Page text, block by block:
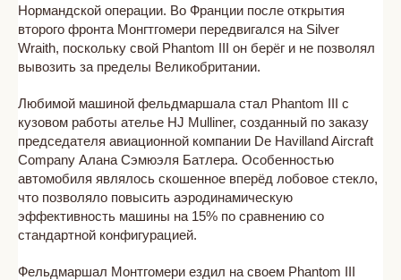
Нормандской операции. Во Франции после открытия
второго фронта Монгтгомери передвигался на Silver
Wraith, поскольку свой Phantom III он берёг и не позволял
вывозить за пределы Великобритании.
Любимой машиной фельдмаршала стал Phantom III с
кузовом работы ателье HJ Mulliner, созданный по заказу
председателя авиационной компании De Havilland Aircraft
Company Алана Сэмюэля Батлера. Особенностью
автомобиля являлось скошенное вперёд лобовое стекло,
что позволяло повысить аэродинамическую
эффективность машины на 15% по сравнению со
стандартной конфигурацией.
Фельдмаршал Монтгомери ездил на своем Phantom III